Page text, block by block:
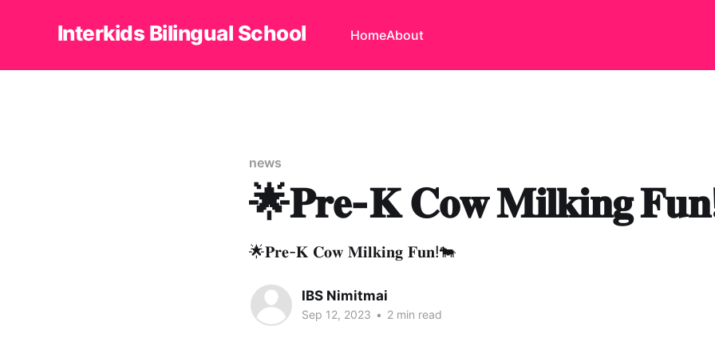
Interkids Bilingual School HomeAbout
news
🌟𝐏𝐫𝐞-𝐊 𝐂𝐨𝐰 𝐌𝐢𝐥𝐤𝐢𝐧𝐠
🌟𝐏𝐫𝐞-𝐊 𝐂𝐨𝐰 𝐌𝐢𝐥𝐤𝐢𝐧𝐠 𝐅𝐮𝐧!🐄
IBS Nimitmai
Sep 12, 2023 • 2 min read